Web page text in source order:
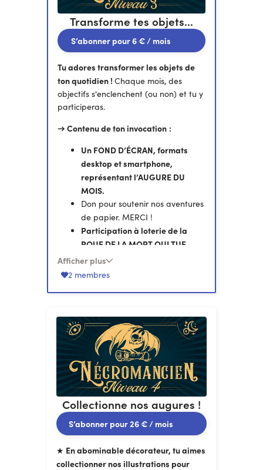
Transforme tes objets…
S’abonner pour6 €/ mois
Tu adores transformer les objets de
ton quotidien ! Chaque mois, des
objectifs s'enclenchent (ou non) et tu y
participeras.
→ Contenu de ton invocation :
Un FOND D’ÉCRAN, formats
desktop et smartphone,
représentant l’AUGURE DU
MOIS.
Don pour soutenir nos aventures
de papier. MERCI !
Participation à loterie de la
ROUE DE LA MORT QUI TUE
!Chaque mois, le but est
d'enclencher des bonus, loteries
Rôle « Nécromancien» sur le
gomme.
Ton SOUTIEN FANTASTIQUE, peut être
en abonnement mensuel ou ponctuel…
et modulable !
Afficher plus
2 membres
Collectionne nos augures !
S’abonner pour26 €/ mois
★ En abominable décorateur, tu aimes
collectionner nos illustrations pour